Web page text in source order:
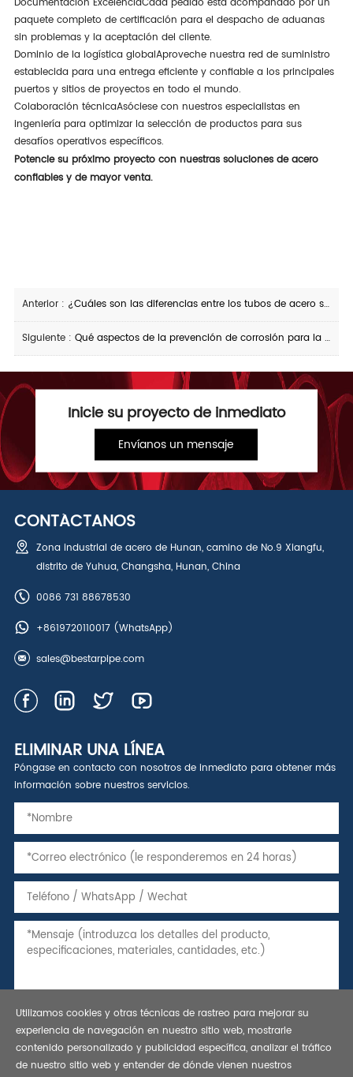
paquete completo de certificación para el despacho de aduanas
sin problemas y la aceptación del cliente.
Dominio de la logística globalAproveche nuestra red de suministro
establecida para una entrega eficiente y confiable a los principales
puertos y sitios de proyectos en todo el mundo.
Colaboración técnicaAsóciese con nuestros especialistas en
ingeniería para optimizar la selección de productos para sus
desafíos operativos específicos.
Potencie su próximo proyecto con nuestras soluciones de acero
confiables y de mayor venta.
Anterior : ¿Cuáles son las diferencias entre los tubos de acero soldados en espiral de paredes delgadas y de paredes gruesas?
Siguiente : Qué aspectos de la prevención de corrosión para la carcasa de aceite necesitan atención
Inicie su proyecto de inmediato
Envíanos un mensaje
CONTÁCTANOS
Zona industrial de acero de Hunan, camino de No.9 Xiangfu,
distrito de Yuhua, Changsha, Hunan, China
0086 731 88678530
+8619720110017(WhatsApp)
sales@bestarpipe.com
ELIMINAR UNA LÍNEA
Póngase en contacto con nosotros de inmediato para obtener más
información sobre nuestros servicios.
Utilizamos cookies y otras técnicas de rastreo para mejorar su
experiencia de navegación en nuestro sitio web, mostrarle
contenido personalizado y publicidad específica, analizar el tráfico
de nuestro sitio web y entender de dónde vienen nuestros